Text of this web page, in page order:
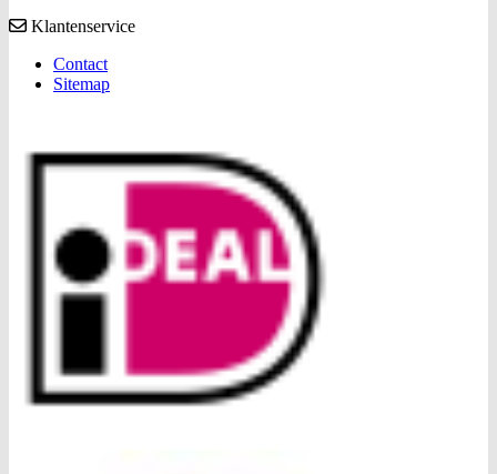
Klantenservice
Contact
Sitemap